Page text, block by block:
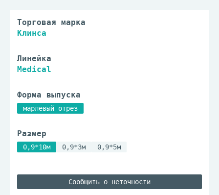
Торговая марка
Клинса
Линейка
Medical
Форма выпуска
марлевый отрез
Размер
0,9*10м 0,9*3м 0,9*5м
Сообщить о неточности